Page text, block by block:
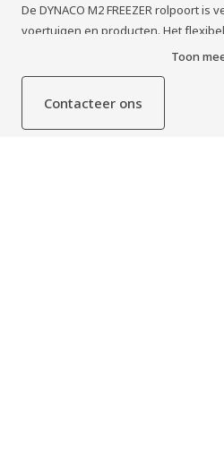
De DYNACO M2 FREEZER rolpoort is
voertuigen en producten. Het
harde elementen. Zo vermijdt u
Toon
Contacteer ons